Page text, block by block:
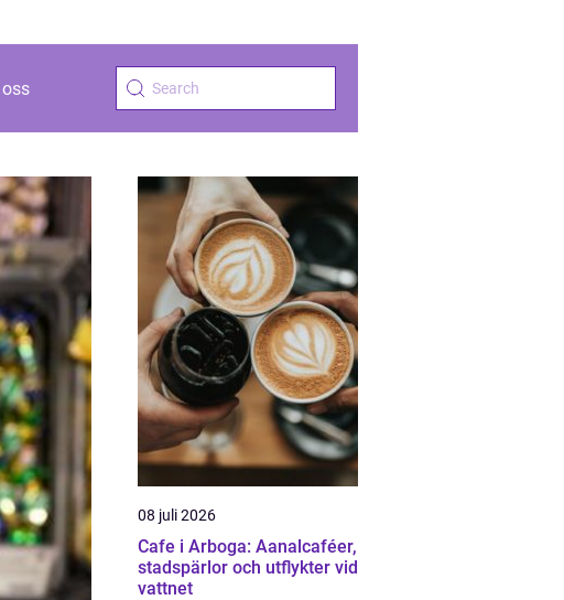
08 juli 2026
Cafe i Arboga: Aanalcaféer,
stadspärlor och utflykter vid
vattnet